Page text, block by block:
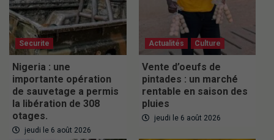
Securite
Nigeria : une
importante opération
de sauvetage a permis
la libération de 308
otages.
jeudi le 6 août 2026
Actualités Culture
Vente d’oeufs de
pintades : un marché
rentable en saison des
pluies
jeudi le 6 août 2026